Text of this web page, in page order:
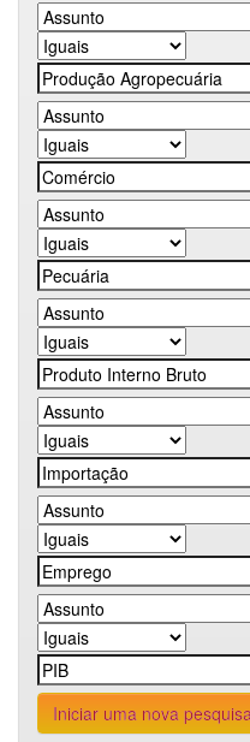
Iniciar uma nova